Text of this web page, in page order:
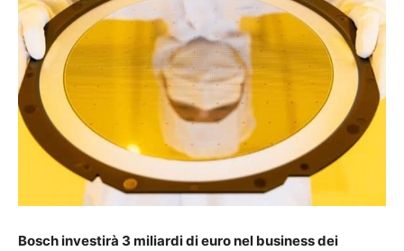
Bosch investirà 3 miliardi di euro nel business dei